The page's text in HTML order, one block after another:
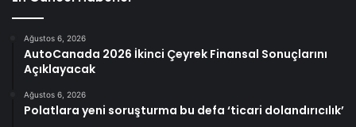
Ağustos 6, 2026
AutoCanada 2026 İkinci Çeyrek Finansal Sonuçlarını
Açıklayacak
Ağustos 6, 2026
Polatlara yeni soruşturma bu defa ‘ticari dolandırıcılık’